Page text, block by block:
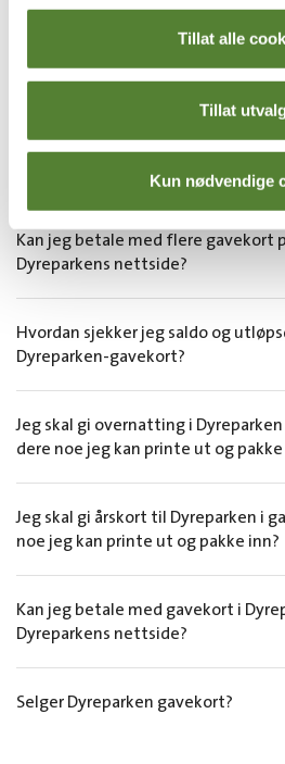
Tillat alle
Tillat
Kun nødvendige
Hva koster årskort i Dyreparken?
Gavekort og gaver
Kan jeg betale med flere gavekort
Dyreparkens nettside?
Hvordan sjekker jeg saldo og
Dyreparken-gavekort?
Jeg skal gi overnatting i Dyreparken
dere noe jeg kan printe ut og pakke
Jeg skal gi årskort til Dyreparken i
noe jeg kan printe ut og pakke inn?
Kan jeg betale med gavekort i
Dyreparkens nettside?
Selger Dyreparken gavekort?